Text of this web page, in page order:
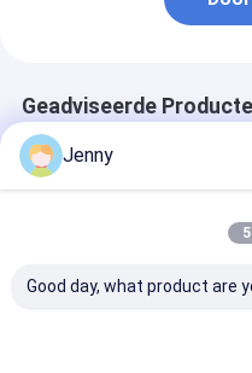
Geadviseerde
Jenny
Good day, what product are